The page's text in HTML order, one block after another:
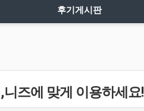
후기게시판
즈에 맞게 이용하세요!